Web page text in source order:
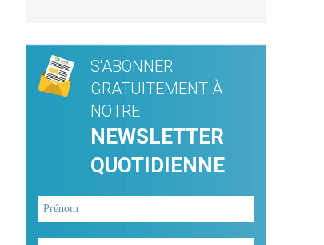
S'ABONNER
GRATUITEMENT À
NOTRE
NEWSLETTER
QUOTIDIENNE